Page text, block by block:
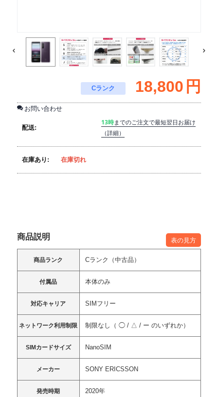
Cランク 18,800 円
お問い合わせ
配送:
13時までのご注文で最短翌日お届け
（詳細）
在庫あり: 在庫切れ
商品説明 表の見方
商品ランク Cランク（中古品）
付属品 本体のみ
対応キャリア SIMフリー
ネットワーク利用制限 制限なし（ ◯ / △ / ー のいずれか）
SIMカードサイズ NanoSIM
メーカー SONY ERICSSON
発売時期 2020年